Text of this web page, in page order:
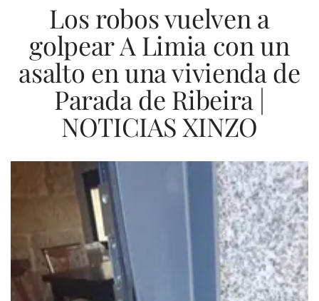
Los robos vuelven a
golpear A Limia con un
asalto en una vivienda de
Parada de Ribeira |
NOTICIAS XINZO